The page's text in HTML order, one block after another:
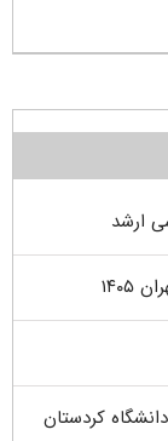
ارشد
کردستان